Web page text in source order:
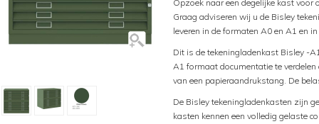
Opzoek naar een degelijke kast
Graag adviseren wij u de Bisley
leveren in de formaten A0 en A1 en
Dit is de tekeningladenkast Bisley -
A1 formaat documentatie te
van een papieraandrukstang. De
De Bisley tekeningladenkasten zijn
kasten kennen een volledig gelaste